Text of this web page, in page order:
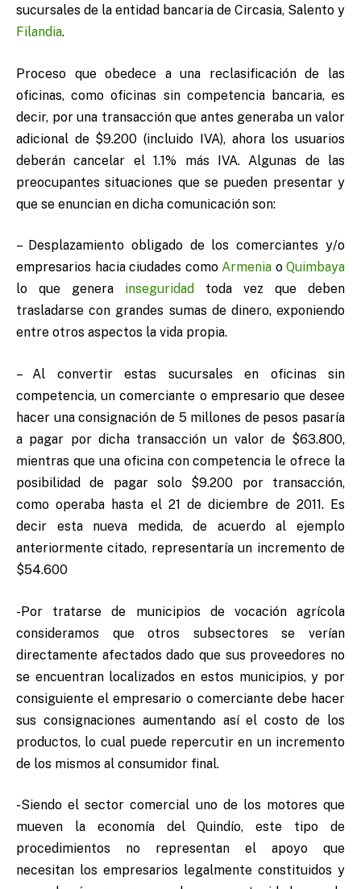
sucursales de la entidad bancaria de Circasia, Salento y
Filandia.
Proceso que obedece a una reclasificación de las
oficinas, como oficinas sin competencia bancaria, es
decir, por una transacción que antes generaba un valor
adicional de $9.200 (incluido IVA), ahora los usuarios
deberán cancelar el 1.1% más IVA. Algunas de las
preocupantes situaciones que se pueden presentar y
que se enuncian en dicha comunicación son:
– Desplazamiento obligado de los comerciantes y/o
empresarios hacia ciudades como Armenia o Quimbaya
lo que genera inseguridad
toda vez que deben
trasladarse con grandes sumas de dinero, exponiendo
entre otros aspectos la vida propia.
– Al convertir estas sucursales en oficinas sin
competencia, un comerciante o empresario que desee
hacer una consignación de 5 millones de pesos pasaría
a pagar por dicha transacción un valor de $63.800,
mientras que una oficina con competencia le ofrece la
posibilidad de pagar solo $9.200 por transacción,
como operaba hasta el 21 de diciembre de 2011. Es
decir esta nueva medida, de acuerdo al ejemplo
anteriormente citado, representaría un incremento de
$54.600
-Por tratarse de municipios de vocación agrícola
consideramos que otros subsectores se verían
directamente afectados dado que sus proveedores no
se encuentran localizados en estos municipios, y por
consiguiente el empresario o comerciante debe hacer
sus consignaciones aumentando así el costo de los
productos, lo cual puede repercutir en un incremento
de los mismos al consumidor final.
-Siendo el sector comercial uno de los motores que
mueven la economía del Quindío, este tipo de
procedimientos no representan el apoyo que
necesitan los empresarios legalmente constituidos y